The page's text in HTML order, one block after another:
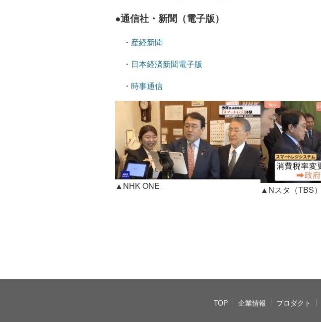
●通信社・新聞（電子版）
・ 産経新聞
・ 日本経済新聞電子版
・ 時事通信
▲NHK ONE ▲Nスタ（TBS）
TOP 企業情報 プロダクト